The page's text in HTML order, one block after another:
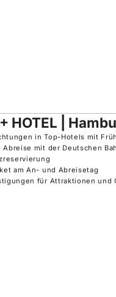
HOTEL |
in Top-Hotels mit
Abreise mit der Deutschen
am An- und Abreisetag
für Attraktionen und